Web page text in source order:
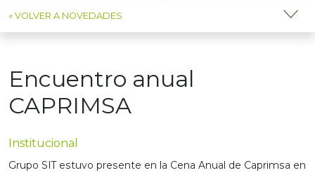
« VOLVER A NOVEDADES
Encuentro anual
CAPRIMSA
Institucional
Grupo SIT estuvo presente en la Cena Anual de Caprimsa en